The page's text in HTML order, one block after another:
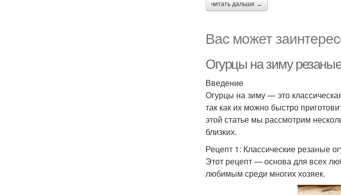
читать дальше →
Вас может
Огурцы на зиму
Введение
Огурцы на зиму — это
так как их можно быстро
этой статье мы рассмотрим
близких.
Рецепт 1: Классические резаные
Этот рецепт — основа для всех
любимым среди многих хозяек.